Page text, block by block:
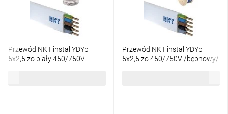
Przewód NKT instal YDYp
5x2,5 żo biały 450/750V
Przewód NKT instal YDYp
5x2,5 żo 450/750V /bębnowy/